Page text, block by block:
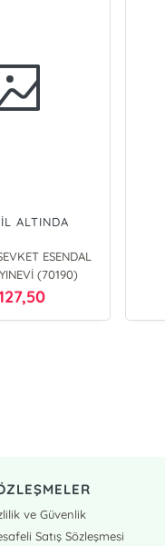
ALTINDA
ESENDAL
(70190)
ve Güvenlik
Satış Sözleşmesi